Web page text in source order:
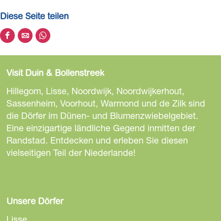
P
Diese Seite teilen
D
i
s
e
S
e
i
t
e
l
e
D
i
s
e
S
e
i
t
e
l
D
i
s
e
S
e
i
t
e
l
Visit Duin & Bollenstreek
Hillegom, Lisse, Noordwijk, Noordwijkerhout,
Sassenheim, Voorhout, Warmond und de Zilk sind
die Dörfer im Dünen- und Blumenzwiebelgebiet.
Eine einzigartige ländliche Gegend inmitten der
Randstad. Entdecken und erleben Sie diesen
vielseitigen Teil der Niederlande!
Unsere Dörfer